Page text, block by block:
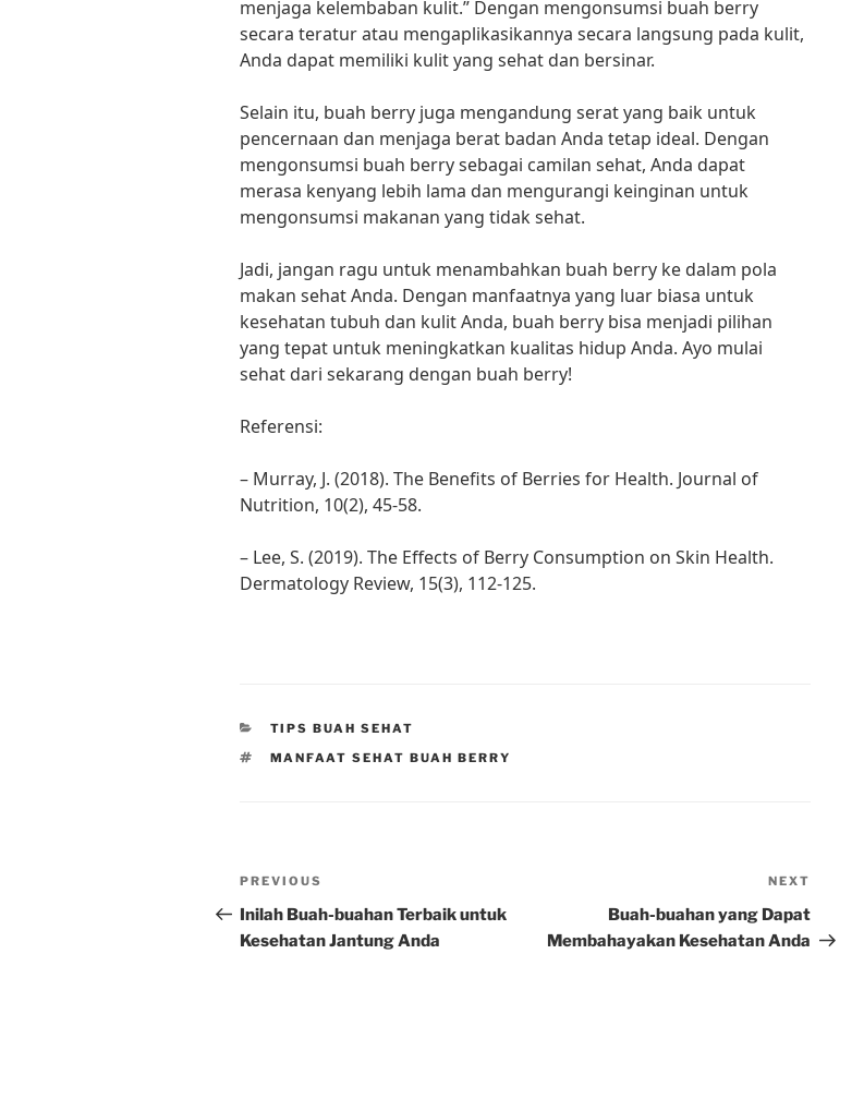
menjaga kelembaban kulit.” Dengan mengonsumsi buah berry
secara teratur atau mengaplikasikannya secara langsung pada kulit,
Anda dapat memiliki kulit yang sehat dan bersinar.
Selain itu, buah berry juga mengandung serat yang baik untuk
pencernaan dan menjaga berat badan Anda tetap ideal. Dengan
mengonsumsi buah berry sebagai camilan sehat, Anda dapat
merasa kenyang lebih lama dan mengurangi keinginan untuk
mengonsumsi makanan yang tidak sehat.
Jadi, jangan ragu untuk menambahkan buah berry ke dalam pola
makan sehat Anda. Dengan manfaatnya yang luar biasa untuk
kesehatan tubuh dan kulit Anda, buah berry bisa menjadi pilihan
yang tepat untuk meningkatkan kualitas hidup Anda. Ayo mulai
sehat dari sekarang dengan buah berry!
Referensi:
– Murray, J. (2018). The Benefits of Berries for Health. Journal of
Nutrition, 10(2), 45-58.
– Lee, S. (2019). The Effects of Berry Consumption on Skin Health.
Dermatology Review, 15(3), 112-125.
CATEGORIES
TIPS BUAH SEHAT
TAGS
MANFAAT SEHAT BUAH BERRY
Post
navigation
Previous
Post
PREVIOUS
Inilah Buah-buahan Terbaik untuk
Kesehatan Jantung Anda
Post
NEXT
Buah-buahan yang Dapat
Membahayakan Kesehatan Anda